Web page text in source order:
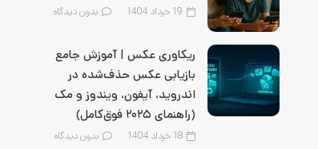
19 خرداد 1404 بدون دیدگاه
ریکاوری عکس | آموزش جامع
بازیابی عکس حذف‌شده در
اندروید، آیفون، ویندوز و مک
(راهنمای ۲۰۲۵ فوق‌کامل)
18 خرداد 1404 بدون دیدگاه